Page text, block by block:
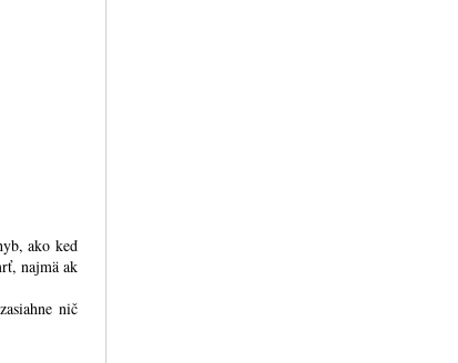
ako keď
najmä ak
nič